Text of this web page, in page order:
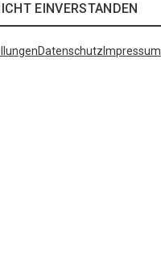
EINVERSTANDEN
Datenschutz Impressum